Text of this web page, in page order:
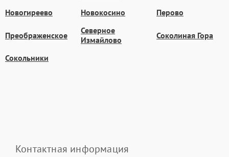
Новогиреево Новокосино Перово
Преображенское
Северное
Измайлово
Соколиная Гора
Сокольники
Контактная информация